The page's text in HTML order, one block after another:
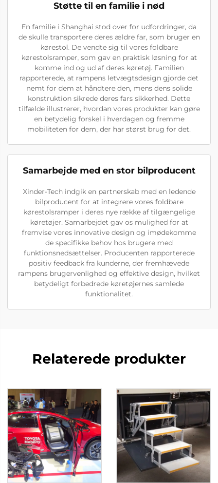
Støtte til en familie i nød
En familie i Shanghai stod over for udfordringer, da
de skulle transportere deres ældre far, som bruger en
kørestol. De vendte sig til vores foldbare
kørestolsramper, som gav en praktisk løsning for at
komme ind og ud af deres køretøj. Familien
rapporterede, at rampens letvægtsdesign gjorde det
nemt for dem at håndtere den, mens dens solide
konstruktion sikrede deres fars sikkerhed. Dette
tilfælde illustrerer, hvordan vores produkter kan gøre
en betydelig forskel i hverdagen og fremme
mobiliteten for dem, der har størst brug for det.
Samarbejde med en stor bilproducent
Xinder-Tech indgik en partnerskab med en ledende
bilproducent for at integrere vores foldbare
kørestolsramper i deres nye række af tilgængelige
køretøjer. Samarbejdet gav os mulighed for at
fremvise vores innovative design og imødekomme
de specifikke behov hos brugere med
funktionsnedsættelser. Producenten rapporterede
positiv feedback fra kunderne, der fremhævede
rampens brugervenlighed og effektive design, hvilket
betydeligt forbedrede køretøjernes samlede
funktionalitet.
Relaterede produkter